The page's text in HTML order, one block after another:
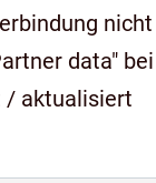
data"
/ aktualisiert